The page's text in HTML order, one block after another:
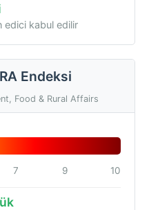
edici kabul edilir
Endeksi
Food & Rural Affairs
7 9 10